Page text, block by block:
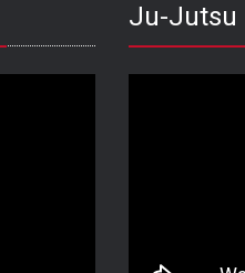
Ju-Jutsu